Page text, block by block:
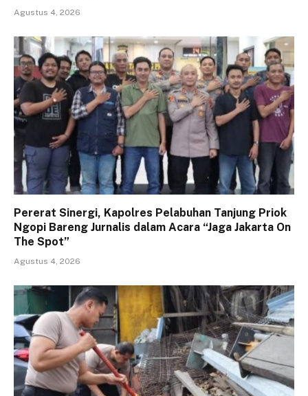
Agustus 4, 2026
Pererat Sinergi, Kapolres Pelabuhan Tanjung Priok
Ngopi Bareng Jurnalis dalam Acara “Jaga Jakarta On
The Spot”
Agustus 4, 2026